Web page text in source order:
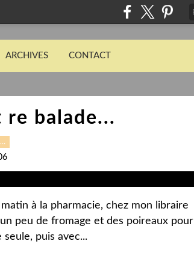
ARCHIVES CONTACT
re balade...
…
à la pharmacie, chez mon libraire
peu de fromage et des poireaux pour
puis avec...